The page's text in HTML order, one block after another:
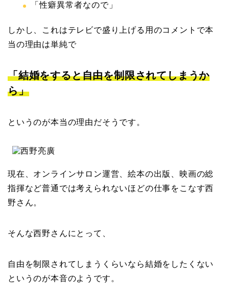
「性癖異常者なので」
しかし、これはテレビで盛り上げる用のコメントで本
当の理由は単純で
「結婚をすると自由を制限されてしまうか
ら」
というのが本当の理由だそうです。
現在、オンラインサロン運営、絵本の出版、映画の総
指揮など普通では考えられないほどの仕事をこなす西
野さん。
そんな西野さんにとって、
自由を制限されてしまうくらいなら結婚をしたくない
というのが本音のようです。